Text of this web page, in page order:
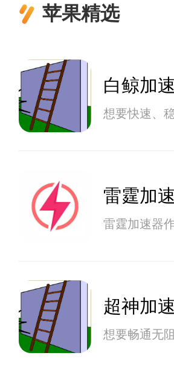
苹果精选
白鲸加
想要快速、
雷霆加
雷霆加速器
超神加
想要畅通无